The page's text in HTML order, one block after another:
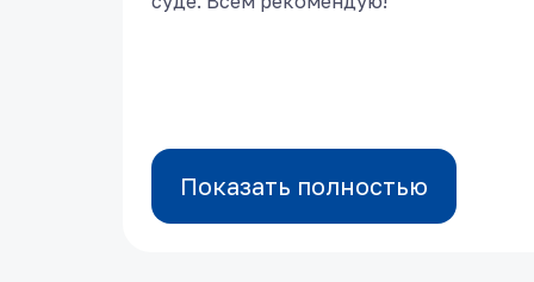
Показать полностью
Показать полностью